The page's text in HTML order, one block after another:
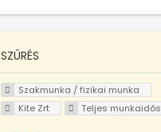
SZŰRÉS
Szakmunka / fizikai munka
Kite Zrt
Teljes munkaidős